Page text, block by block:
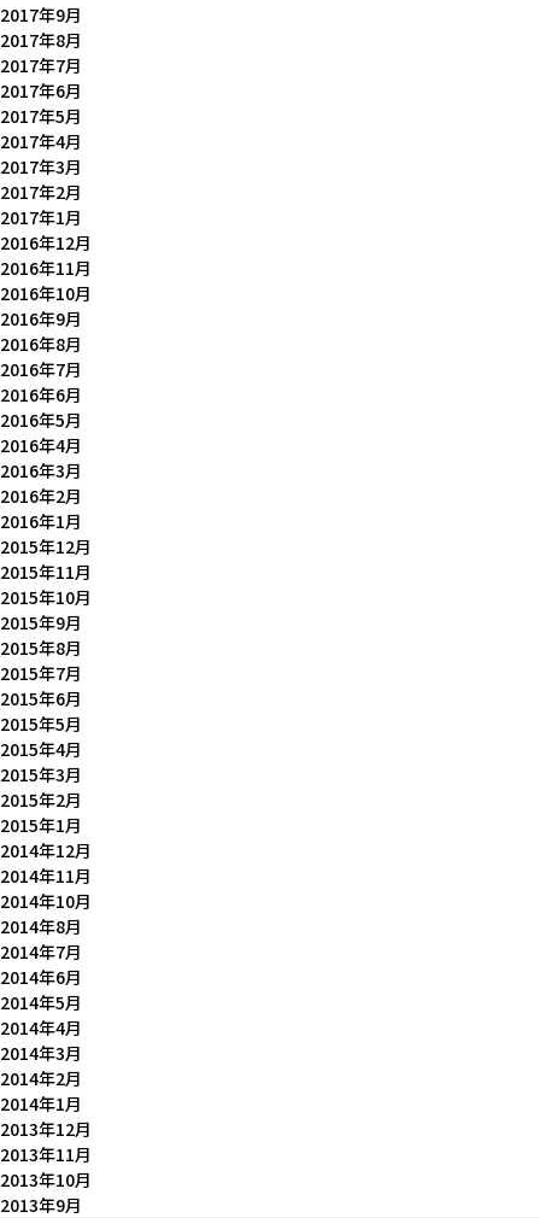
2017年9月
2017年8月
2017年7月
2017年6月
2017年5月
2017年4月
2017年3月
2017年2月
2017年1月
2016年12月
2016年11月
2016年10月
2016年9月
2016年8月
2016年7月
2016年6月
2016年5月
2016年4月
2016年3月
2016年2月
2016年1月
2015年12月
2015年11月
2015年10月
2015年9月
2015年8月
2015年7月
2015年6月
2015年5月
2015年4月
2015年3月
2015年2月
2015年1月
2014年12月
2014年11月
2014年10月
2014年8月
2014年7月
2014年6月
2014年5月
2014年4月
2014年3月
2014年2月
2014年1月
2013年12月
2013年11月
2013年10月
2013年9月